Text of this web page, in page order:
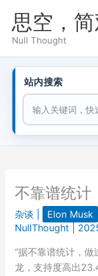
思空，
Null Thought
站内搜索
站内搜索
不靠谱统计
杂谈 Elon Musk
NullThought
“据不靠谱统计，
龙，支持度高出